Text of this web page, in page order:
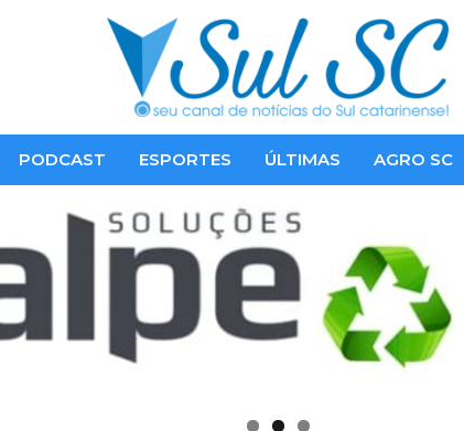
PODCAST ESPORTES ÚLTIMAS AGRO SC